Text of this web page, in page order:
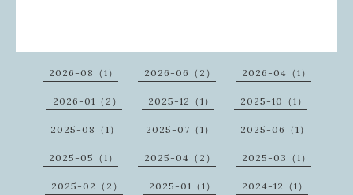
2026-08（1） 2026-06（2） 2026-04（1）
2026-01（2） 2025-12（1） 2025-10（1）
2025-08（1） 2025-07（1） 2025-06（1）
2025-05（1） 2025-04（2） 2025-03（1）
2025-02（2） 2025-01（1） 2024-12（1）